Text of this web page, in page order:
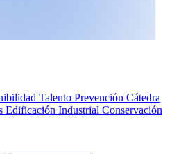
Talento Prevención Cátedra
Edificación Industrial Conservación